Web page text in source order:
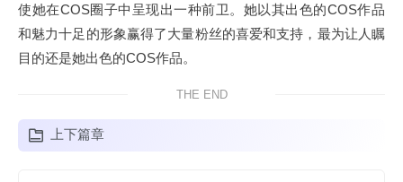
使她在COS圈子中呈现出一种前卫。她以其出色的COS作品
和魅力十足的形象赢得了大量粉丝的喜爱和支持，最为让人瞩
目的还是她出色的COS作品。
THE END
上下篇章